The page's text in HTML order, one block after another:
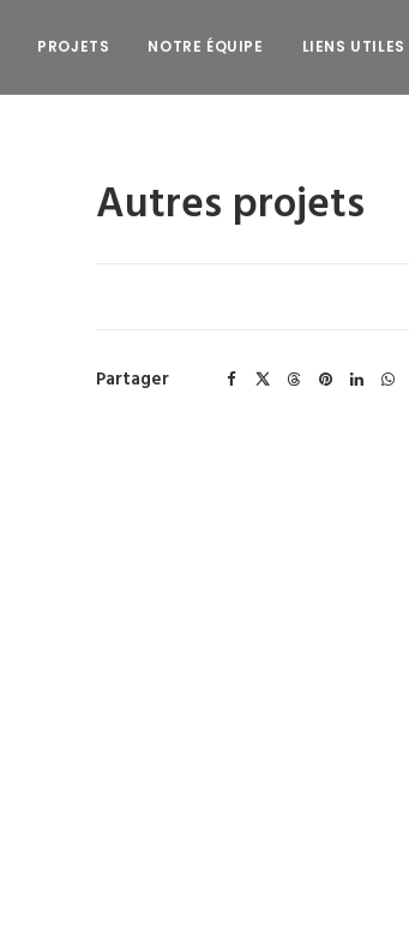
PROJETS NOTRE ÉQUIPE LIENS UTILES
Autres projets
Partager